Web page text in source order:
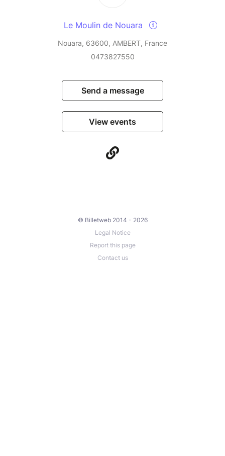
Le Moulin de Nouara
Nouara, 63600, AMBERT, France
0473827550
Send a message
View events
© Billetweb 2014 - 2026
Legal Notice
Report this page
Contact us